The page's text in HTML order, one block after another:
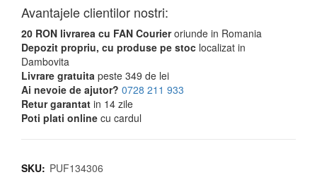
Avantajele clientilor nostri:
20 RON livrarea cu FAN Courieroriunde in Romania
Depozit propriu, cu produse pe stoc localizat in
Dambovita
Livrare gratuita peste 349 de lei
Ai nevoie de ajutor? 0728 211 933
Retur garantat in 14 zile
Poti plati online cu cardul
SKU: PUF134306